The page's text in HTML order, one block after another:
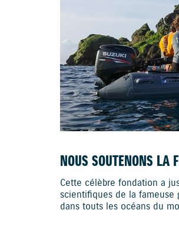
NOUS SOUTENONS LA
Cette célèbre fondation a
scientifiques de la fameuse
dans touts les océans du